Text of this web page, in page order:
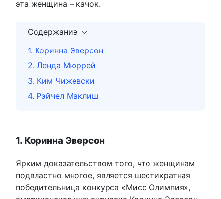
эта женщина – качок.
Содержание
1. Коринна Эверсон
2. Ленда Мюррей
3. Ким Чижевски
4. Рэйчел Маклиш
1. Коринна Эверсон
Ярким доказательством того, что женщинам
подвластно многое, является шестикратная
победительница конкурса «Мисс Олимпия»,